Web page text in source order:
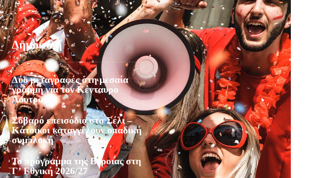
Δημοφιλή
Δύο μεταγραφές στη μεσαία
γραμμή για τον Κένταυρο
Λουτρού
Σοβαρό επεισόδιο στο Σέλι –
Κάτοικοι καταγγέλουν οπαδική
συμπλοκή
Το πρόγραμμα της Βέροιας στη
Γ’ Εθνική 2026/27